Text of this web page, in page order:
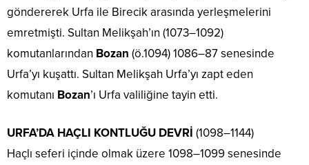
göndererek Urfa ile Birecik arasında yerleşmelerini
emretmişti. Sultan Melikşah’ın (1073–1092)
komutanlarından Bozan (ö.1094) 1086–87 senesinde
Urfa’yı kuşattı. Sultan Melikşah Urfa’yı zapt eden
komutanı Bozan’ı Urfa valiliğine tayin etti.
URFA’DA HAÇLI KONTLUĞU DEVRİ (1098–1144)
Haçlı seferi içinde olmak üzere 1098–1099 senesinde